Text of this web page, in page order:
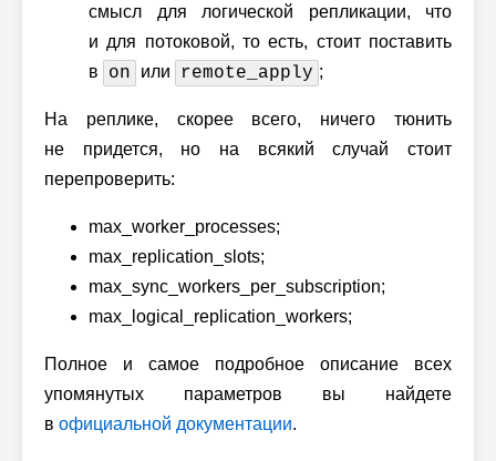
смысл для логической репликации, что
и для потоковой, то есть, стоит поставить
в
on или remote_apply ;
На реплике, скорее всего, ничего тюнить
не придется, но на всякий случай стоит
перепроверить:
max_worker_processes;
max_replication_slots;
max_sync_workers_per_subscription;
max_logical_replication_workers;
Полное и самое подробное описание всех
упомянутых параметров вы найдете
в официальной документации.